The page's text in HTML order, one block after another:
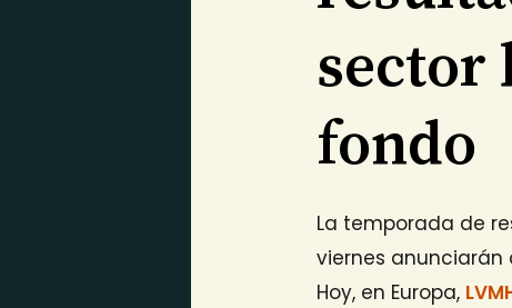
sector
fondo
La temporada de
viernes anunciarán
Hoy, en Europa,